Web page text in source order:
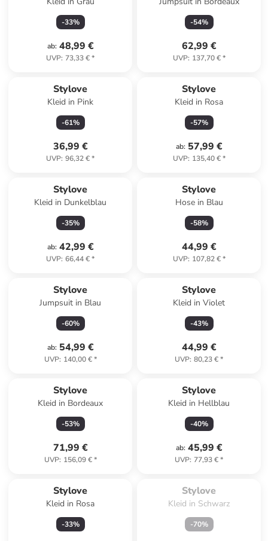
-33%
ab: 48,99 €
UVP: 73,33 €*
-54%
62,99 €
UVP: 137,70 €*
Stylove
Kleid in Pink
-61%
36,99 €
UVP: 96,32 €*
Stylove
Kleid in Rosa
-57%
ab: 57,99 €
UVP: 135,40 €*
Stylove
Kleid in Dunkelblau
-35%
ab: 42,99 €
UVP: 66,44 €*
Stylove
Hose in Blau
-58%
44,99 €
UVP: 107,82 €*
Stylove
Jumpsuit in Blau
-60%
ab: 54,99 €
UVP: 140,00 €*
Stylove
Kleid in Violet
-43%
44,99 €
UVP: 80,23 €*
Stylove
Kleid in Bordeaux
-53%
71,99 €
UVP: 156,09 €*
Stylove
Kleid in Hellblau
-40%
ab: 45,99 €
UVP: 77,93 €*
Stylove
Kleid in Rosa
-33%
Stylove
Kleid in Schwarz
-70%